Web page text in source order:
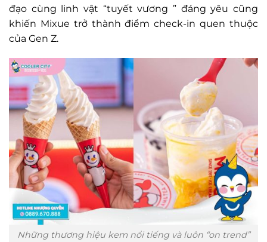
đạo cùng linh vật “tuyết vương ” đáng yêu cũng
khiến Mixue trở thành điểm check-in quen thuộc
của Gen Z.
Những thương hiệu kem nổi tiếng và luôn “on trend”